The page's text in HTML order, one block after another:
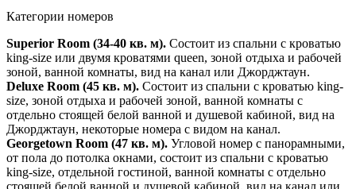
Категории номеров
Superior Room (34-40 кв. м). Состоит из спальни с кроватью
king-size или двумя кроватями queen, зоной отдыха и рабочей
зоной, ванной комнаты, вид на канал или Джорджтаун.
Deluxe Room (45 кв. м). Состоит из спальни с кроватью king-
size, зоной отдыха и рабочей зоной, ванной комнаты с
отдельно стоящей белой ванной и душевой кабиной, вид на
Джорджтаун, некоторые номера с видом на канал.
Georgetown Room (47 кв. м). Угловой номер с панорамными,
от пола до потолка окнами, состоит из спальни с кроватью
king-size, отдельной гостиной, ванной комнаты с отдельно
стоящей белой ванной и душевой кабиной, вид на канал или